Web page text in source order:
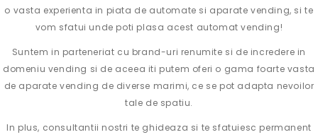
o vasta experienta in piata de automate si aparate vending, si te
vom sfatui unde poti plasa acest automat vending!
Suntem in parteneriat cu brand-uri renumite si de incredere in
domeniu vending si de aceea iti putem oferi o gama foarte vasta
de aparate vending de diverse marimi, ce se pot adapta nevoilor
tale de spatiu.
In plus, consultantii nostri te ghideaza si te sfatuiesc permanent